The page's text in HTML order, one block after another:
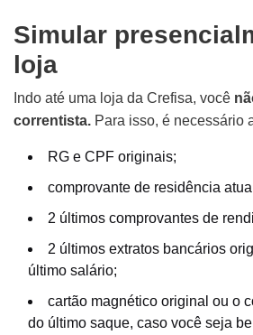
Simular
loja
Indo até uma loja da Crefisa, você
correntista. Para isso, é necessário
RG e CPF originais;
comprovante de residência
2 últimos comprovantes de
2 últimos extratos bancários
último salário;
cartão magnético original ou o
do último saque, caso você seja